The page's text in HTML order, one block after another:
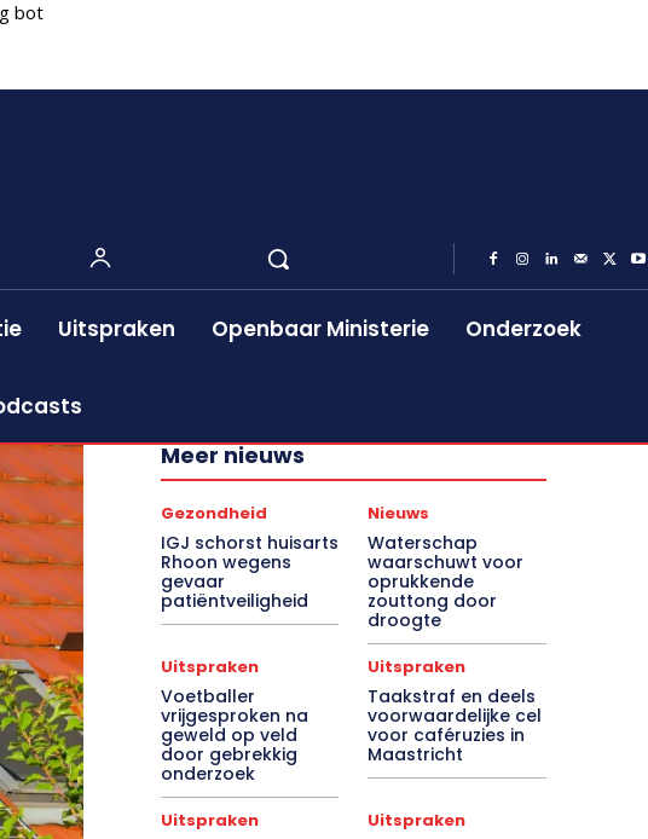
Uitspraken Openbaar Ministerie Onderzoek
Meer nieuws
Gezondheid
IGJ schorst huisarts
Rhoon wegens
gevaar
patiëntveiligheid
Nieuws
Waterschap
waarschuwt voor
oprukkende
zouttong door
droogte
Uitspraken
Voetballer
vrijgesproken na
geweld op veld
door gebrekkig
onderzoek
Uitspraken
Taakstraf en deels
voorwaardelijke cel
voor caféruzies in
Maastricht
Uitspraken Uitspraken